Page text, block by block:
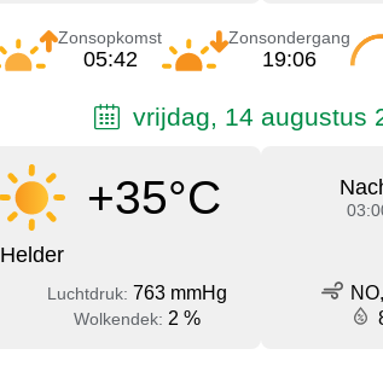
Zonsopkomst
05:42
Zonsondergang
19:06
vrijdag, 14 augustus
+35°C
Helder
Luchtdruk: 763 mmHg
Wolkendek: 2 %